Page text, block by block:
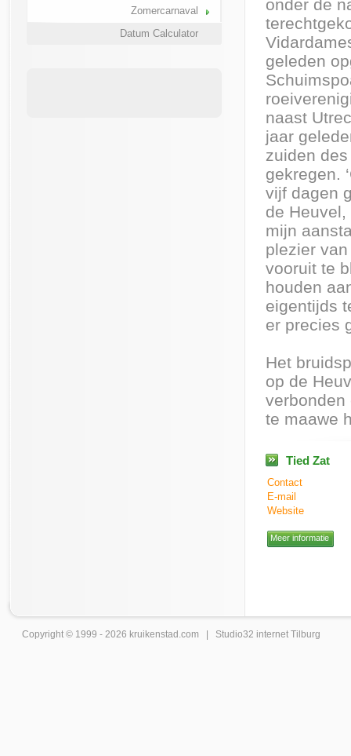
Zomercarnaval
Datum Calculator
onder de
geleden
naast
jaar
zuiden
gekregen.
vijf dagen
de
mijn
plezier
vooruit te
houden
eigentijds
er precies
Het
op de
verbonden
te maawe
Tied Zat
Contact
E-mail
Website
Meer informatie
Copyright © 1999 - 2026 kruikenstad .com | Studio32 internet Tilburg